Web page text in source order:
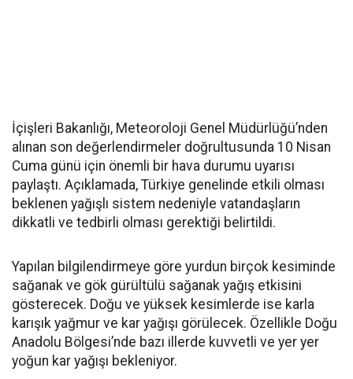
İçişleri Bakanlığı, Meteoroloji Genel Müdürlüğü’nden
alınan son değerlendirmeler doğrultusunda 10 Nisan
Cuma günü için önemli bir hava durumu uyarısı
paylaştı. Açıklamada, Türkiye genelinde etkili olması
beklenen yağışlı sistem nedeniyle vatandaşların
dikkatli ve tedbirli olması gerektiği belirtildi.
Yapılan bilgilendirmeye göre yurdun birçok kesiminde
sağanak ve gök gürültülü sağanak yağış etkisini
gösterecek. Doğu ve yüksek kesimlerde ise karla
karışık yağmur ve kar yağışı görülecek. Özellikle Doğu
Anadolu Bölgesi’nde bazı illerde kuvvetli ve yer yer
yoğun kar yağışı bekleniyor.